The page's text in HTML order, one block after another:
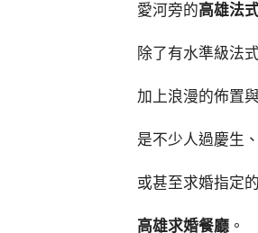
愛河旁的高雄法
除了有水準級法
加上浪漫的佈置
是不少人過慶生
或甚至求婚指定
高雄求婚餐廳 。